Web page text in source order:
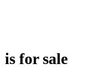
for sale